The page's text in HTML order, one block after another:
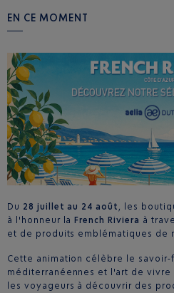
EN CE MOMENT
Du 28 juillet au 24 août , les
à l'honneur laFrench Riviera à
et de produits emblématiques de
Cette animation célèbre le
méditerranéennes et l'art de vivre
les voyageurs à découvrir des